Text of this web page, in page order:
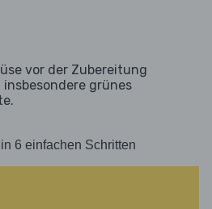
vor der Zubereitung
grünes
6 einfachen Schritten